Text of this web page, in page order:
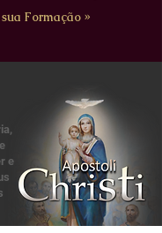
Formação »
e